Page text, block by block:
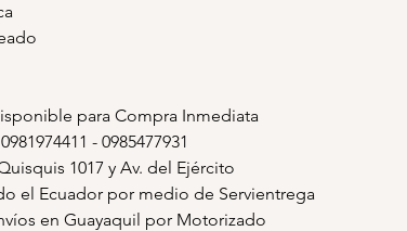
para Compra Inmediata
- 0985477931
1017 y Av. del Ejército
el Ecuador por medio de Servientrega
en Guayaquil por Motorizado